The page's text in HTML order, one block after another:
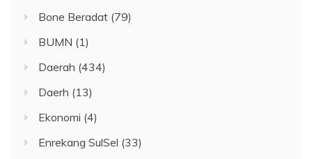
Bone Beradat (79)
BUMN (1)
Daerah (434)
Daerh (13)
Ekonomi (4)
Enrekang SulSel (33)